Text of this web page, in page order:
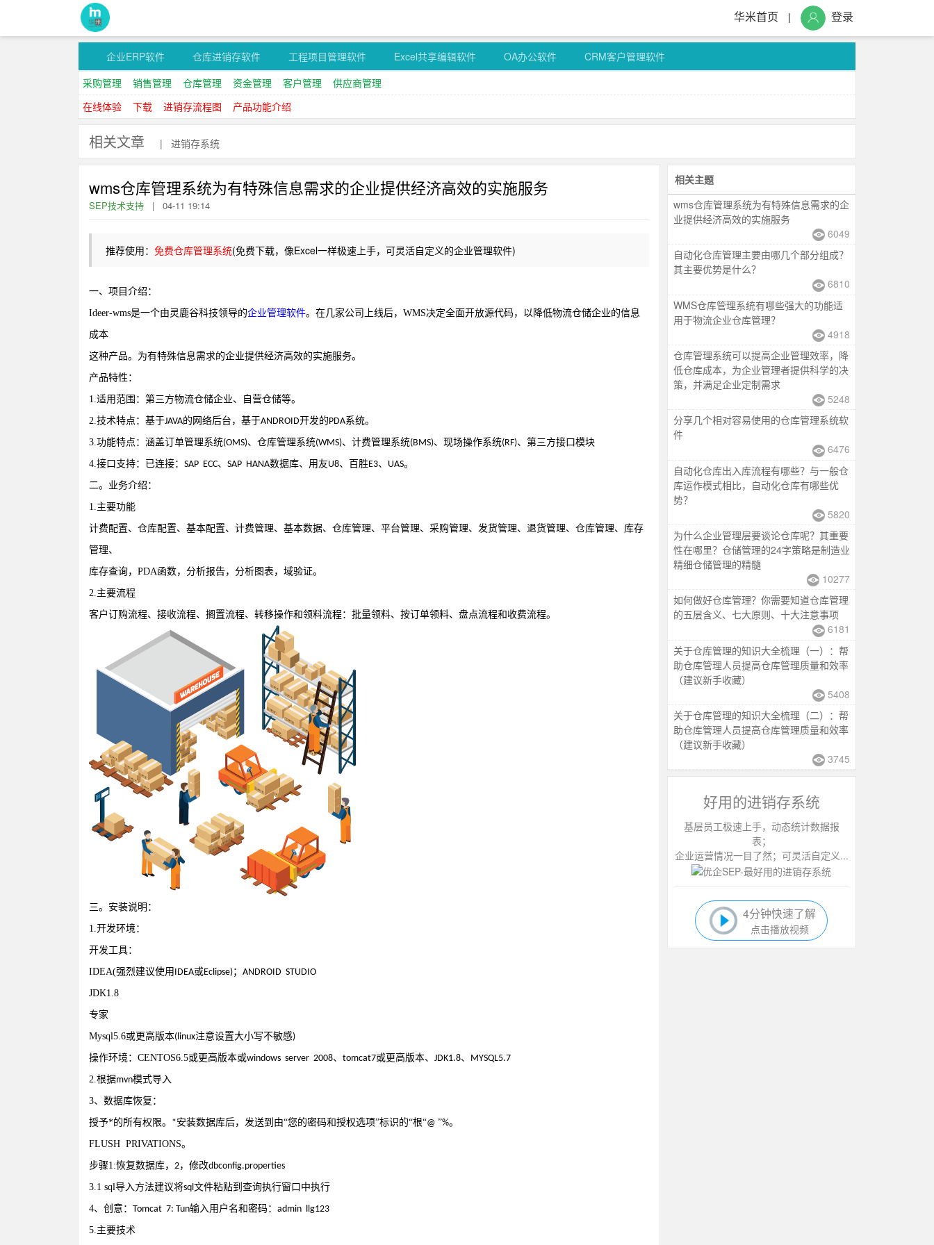
华米首页 | 登录
企业ERP软件 仓库进销存软件 工程项目管理软件 Excel共享编辑软件 OA办公软件
CRM客户管理软件
采购管理
销售管理 仓库管理 资金管理 客户管理
供应商管理
在线体验
下载 进销存流程图 产品功能介绍
相关文章 | 进销存系统
wms仓库管理系统为有特殊信息需求的企业提供经济高效的实施服务
SEP技术支持 | 04-11 19:14
推荐使用： 免费仓库管理系统(免费下载，像Excel一样极速上手，可灵活自定义的企业管理软件)
一、项目介绍：
Ideer-wms是一个由灵鹿谷科技领导的企业管理软件。在几家公司上线后， WMS决定全面开放源代码，以降低物流仓储企业的信息
成本
这种产品。为有特殊信息需求的企业提供经济高效的实施服务。
产品特性：
1.适用范围：第三方物流仓储企业、自营仓储等。
2.技术特点：基于JAVA的网络后台，基于ANDROID开发的PDA系统。
3.功能特点：涵盖订单管理系统(OMS)、仓库管理系统(WMS)、计费管理系统(BMS)、现场操作系统(RF)、第三方接口模块
4.接口支持：已连接： SAP ECC、 SAP HANA数据库、用友U8、百胜E3、 UAS。
二。业务介绍：
1.主要功能
计费配置、仓库配置、基本配置、计费管理、基本数据、仓库管理、平台管理、采购管理、发货管理、退货管理、仓库管理、库存
管理、
库存查询， PDA函数，分析报告，分析图表，域验证。
2.主要流程
客户订购流程、接收流程、搁置流程、转移操作和领料流程：批量领料、按订单领料、盘点流程和收费流程。
三。安装说明：
1.开发环境：
开发工具：
IDEA(强烈建议使用 IDEA或Eclipse)； ANDROID STUDIO
JDK1.8
专家
Mysql5.6或更高版本(linux注意设置大小写不敏感)
操作环境： CENTOS6.5或更高版本或windows server 2008、 tomcat7或更高版本、 JDK1.8、 MYSQL5.7
2.根据mvn模式导入
3、数据库恢复：
授予*的所有权限。 *安装数据库后，发送到由“您的密码和授权选项”标识的“根“@ ”%。
FLUSH PRIVATIONS。
步骤1:恢复数据库， 2，修改dbconfig.properties
3.1 sql导入方法建议将sql文件粘贴到查询执行窗口中执行
4、创意： Tomcat 7: Tun输入用户名和密码： admin llg123
5.主要技术
相关主题
wms仓库管理系统为有特殊信息需求的企
业提供经济高效的实施服务
6049
自动化仓库管理主要由哪几个部分组成？
其主要优势是什么？
6810
WMS仓库管理系统有哪些强大的功能适
用于物流企业仓库管理？
4918
仓库管理系统可以提高企业管理效率，降
低仓库成本，为企业管理者提供科学的决
策，并满足企业定制需求
5248
分享几个相对容易使用的仓库管理系统软
件
6476
自动化仓库出入库流程有哪些？与一般仓
库运作模式相比，自动化仓库有哪些优
势？
5820
为什么企业管理层要谈论仓库呢？其重要
性在哪里？仓储管理的24字策略是制造业
精细仓储管理的精髓
10277
如何做好仓库管理？你需要知道仓库管理
的五层含义、七大原则、十大注意事项
6181
关于仓库管理的知识大全梳理（一）：帮
助仓库管理人员提高仓库管理质量和效率
（建议新手收藏）
5408
关于仓库管理的知识大全梳理（二）：帮
助仓库管理人员提高仓库管理质量和效率
（建议新手收藏）
3745
好用的进销存系统
基层员工极速上手，动态统计数据报
表；
企业运营情况一目了然；可灵活自定义...
4分钟快速了解
点击播放视频